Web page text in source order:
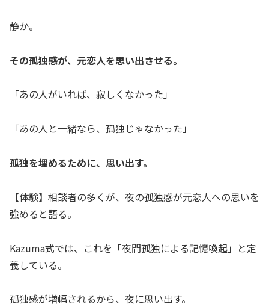
静か。
その孤独感が、元恋人を思い出させる。
「あの人がいれば、寂しくなかった」
「あの人と一緒なら、孤独じゃなかった」
孤独を埋めるために、思い出す。
【体験】相談者の多くが、夜の孤独感が元恋人への思いを
強めると語る。
Kazuma式では、これを「夜間孤独による記憶喚起」と定
義している。
孤独感が増幅されるから、夜に思い出す。